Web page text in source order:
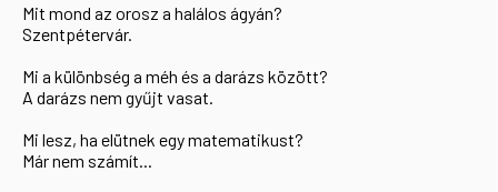
Mit mond az orosz a halálos ágyán?
Szentpétervár.
Mi a különbség a méh és a darázs között?
A darázs nem gyűjt vasat.
Mi lesz, ha elütnek egy matematikust?
Már nem számít...